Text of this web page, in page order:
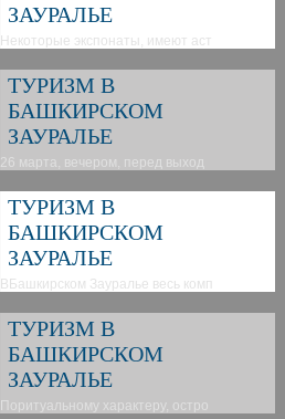
ЗАУРАЛЬЕ
Некоторые экспонаты, имеют аст
ТУРИЗМ В
БАШКИРСКОМ
ЗАУРАЛЬЕ
26 марта, вечером, перед выход
ТУРИЗМ В
БАШКИРСКОМ
ЗАУРАЛЬЕ
ВБашкирском Зауралье весь комп
ТУРИЗМ В
БАШКИРСКОМ
ЗАУРАЛЬЕ
Поритуальному характеру, остро